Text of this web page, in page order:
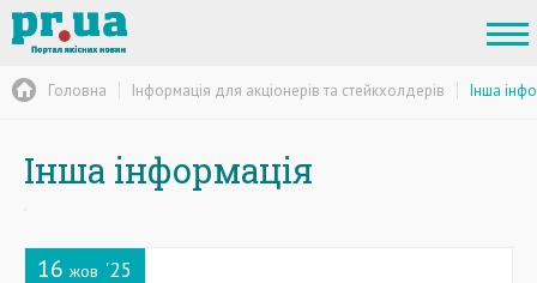
Головна Інформацiя для акцiонерiв та стейкхолдерiв Інша
Інша інформація
16 жов '25